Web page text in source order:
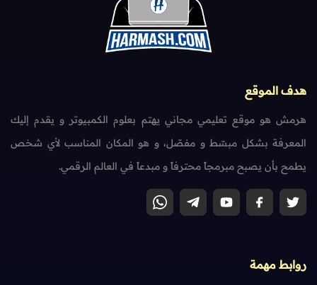
هدف الموقع
هرمش هو موقع تعليمي مجاني يهتم بعلوم الكمبيوتر و يقدم إليك
المعرفة بشكل مبسّط و مفصّل، و هو المكان المناسب لأي شخص
يطمح بأن يصبح مبرمجاً محترفاً و مبدعاً في العالم الرقمي.
روابط مهمة